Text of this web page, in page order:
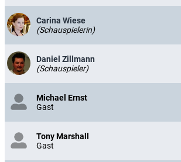
Carina Wiese
(Schauspielerin)
Daniel Zillmann
(Schauspieler)
Michael Ernst
Gast
Tony Marshall
Gast